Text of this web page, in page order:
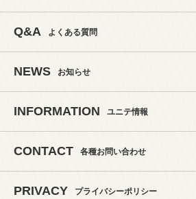
Q&A よくある質問
NEWS お知らせ
INFORMATION ユニテ情報
CONTACT 各種お問い合わせ
PRIVACY プライバシーポリシー